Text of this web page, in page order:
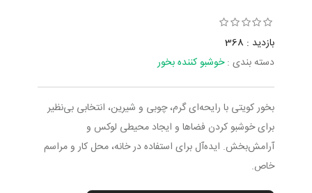
بازدید : 368
دسته بندی :خوشبو کننده بخور
بخور کویتی با رایحه‌ای گرم، چوبی و شیرین، انتخابی بی‌نظیر
برای خوشبو کردن فضاها و ایجاد محیطی لوکس و
آرامش‌بخش. ایده‌آل برای استفاده در خانه، محل کار و مراسم
خاص.